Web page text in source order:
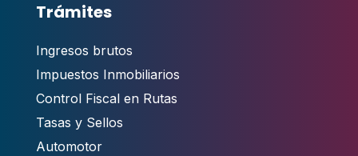
Trámites
Ingresos brutos
Impuestos Inmobiliarios
Control Fiscal en Rutas
Tasas y Sellos
Automotor